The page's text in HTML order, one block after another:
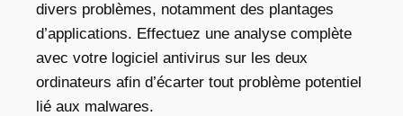
divers problèmes, notamment des plantages
d’applications. Effectuez une analyse complète
avec votre logiciel antivirus sur les deux
ordinateurs afin d’écarter tout problème potentiel
lié aux malwares.